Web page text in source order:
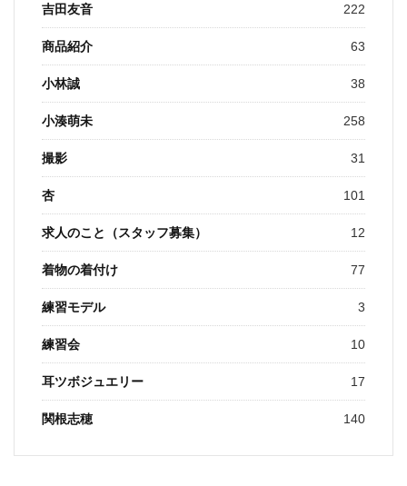
吉田友音 222
商品紹介 63
小林誠 38
小湊萌未 258
撮影 31
杏 101
求人のこと（スタッフ募集） 12
着物の着付け 77
練習モデル 3
練習会 10
耳ツボジュエリー 17
関根志穂 140